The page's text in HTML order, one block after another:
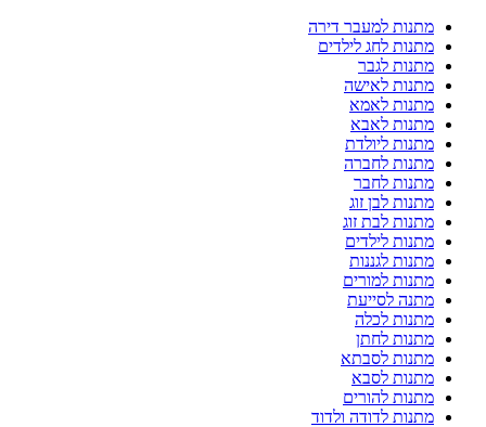
מתנות למעבר דירה
מתנות לחג לילדים
מתנות לגבר
מתנות לאישה
מתנות לאמא
מתנות לאבא
מתנות ליולדת
מתנות לחברה
מתנות לחבר
מתנות לבן זוג
מתנות לבת זוג
מתנות לילדים
מתנות לגננות
מתנות למורים
מתנה לסייעת
מתנות לכלה
מתנות לחתן
מתנות לסבתא
מתנות לסבא
מתנות להורים
מתנות לדודה ולדוד